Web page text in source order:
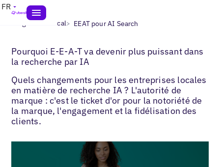
FR
Blogs> SEO local> EEAT pour AI Search
Pourquoi E-E-A-T va devenir plus puissant dans
la recherche par IA
Quels changements pour les entreprises locales
en matière de recherche IA ? L'autorité de
marque : c'est le ticket d'or pour la notoriété de
la marque, l'engagement et la fidélisation des
clients.